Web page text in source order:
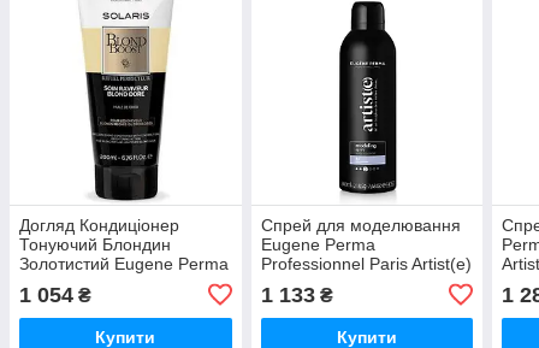
Догляд Кондиціонер
Тонуючий Блондин
Золотистий Eugene Perma
Professionnel Paris Solaris
Soin Raviveur Blond Dore
200 мл
1 054 ₴
Купити
Спрей для моделювання
Eugene Рerma
Professionnel Paris Artist(e)
Spray Modeler 300, 500 мл
1 133₴
Купити
1